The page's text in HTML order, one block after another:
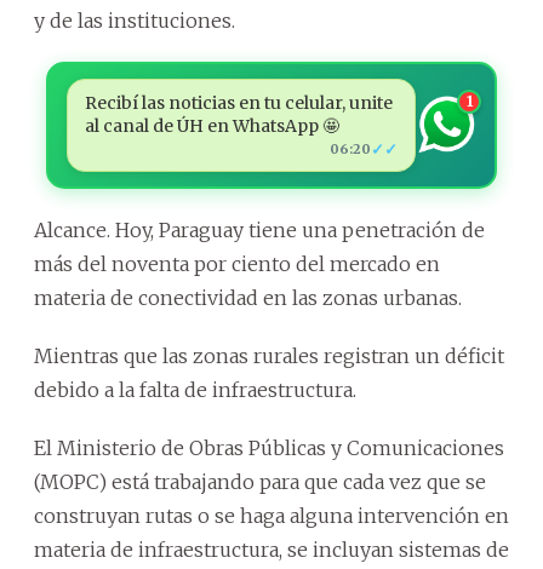
y de las instituciones.
Recibí las noticias en tu celular, unite
al canal de ÚH en WhatsApp 🤩
06:20 ✓✓
1
Alcance. Hoy, Paraguay tiene una penetración de
más del noventa por ciento del mercado en
materia de conectividad en las zonas urbanas.
Mientras que las zonas rurales registran un déficit
debido a la falta de infraestructura.
El Ministerio de Obras Públicas y Comunicaciones
(MOPC) está trabajando para que cada vez que se
construyan rutas o se haga alguna intervención en
materia de infraestructura, se incluyan sistemas de